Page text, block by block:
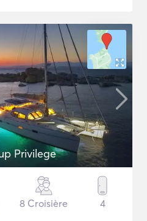
Privilege
8 Croisière 4